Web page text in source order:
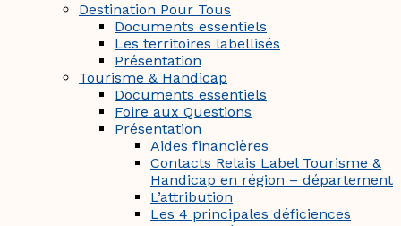
Destination Pour Tous
Documents essentiels
Les territoires labellisés
Présentation
Tourisme & Handicap
Documents essentiels
Foire aux Questions
Présentation
Aides financières
Contacts Relais Label Tourisme &
Handicap en région – département
L’attribution
Les 4 principales déficiences